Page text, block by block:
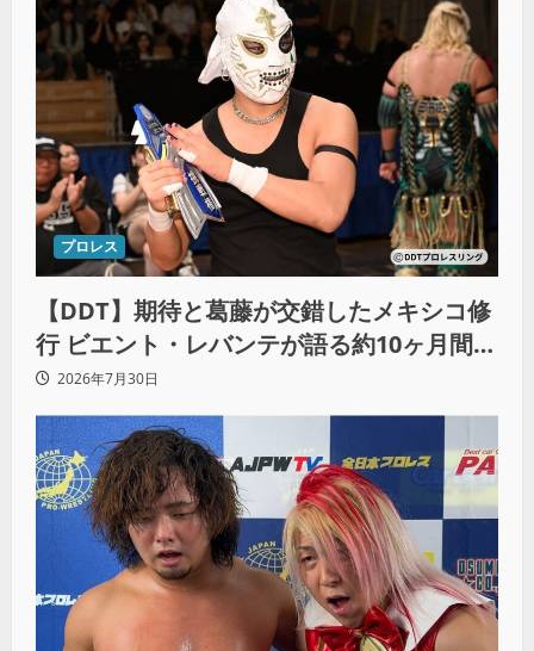
プロレス
【DDT】期待と葛藤が交錯したメキシコ修
行 ビエント・レバンテが語る約10ヶ月間の
苦悩「くすぶっている自分に腹を立ててい
る」
2026年7月30日